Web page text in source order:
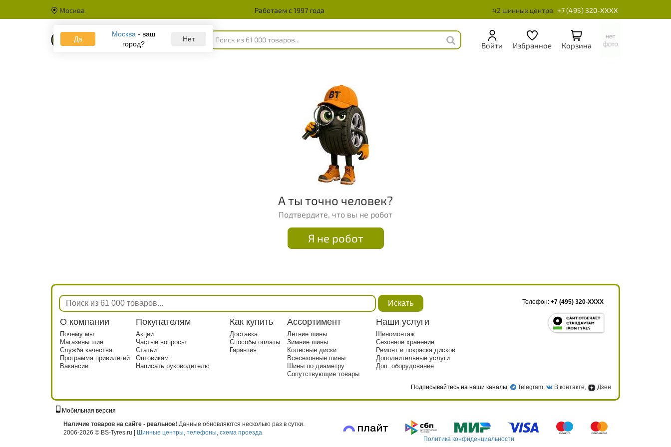
Москва Работаем с 1997 года 42 шинных центра +7 (495) 320-XXXX
Да
Москва - ваш
город?
Нет
Каталог
Войти Избранное Корзина
А ты точно человек?
Подтвердите, что вы не робот
Я не робот
Искать
О компании
Почему мы
Магазины шин
Служба качества
Программа привилегий
Вакансии
Покупателям
Акции
Частые вопросы
Статьи
Оптовикам
Написать руководителю
Как купить
Доставка
Способы оплаты
Гарантия
Ассортимент
Летние шины
Зимние шины
Колесные диски
Всесезонные шины
Шины по диаметру
Сопутствующие товары
Наши услуги
Шиномонтаж
Сезонное хранение
Ремонт и покраска дисков
Дополнительные услуги
Доп. оборудование
Телефон: +7 (495) 320-XXXX
Подписывайтесь на наши каналы: Telegram, В контакте, Дзен
Мобильная версия
Наличие товаров на сайте - реальное! Данные обновляются несколько раз в сутки.
2006-2026 © BS-Tyres.ru |
Шинные центры, телефоны, схема проезда.
Политика конфиденциальности